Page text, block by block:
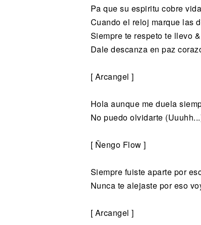
Pa que su espiritu cobre vida
Cuando el reloj marque las
Siempre te respeto te llevo
Dale descanza en paz
[ Arcangel ]
Hola aunque me duela
No puedo olvidarte
[ Ñengo Flow ]
Siempre fuiste aparte por
Nunca te alejaste por eso
[ Arcangel ]